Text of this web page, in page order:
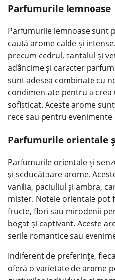
Parfumurile lemnoase
Parfumurile lemnoase sunt
caută arome calde și
precum cedrul, santalul și
adâncime și caracter
sunt adesea combinate cu
condimentate pentru a
sofisticat. Aceste arome
rece sau pentru evenimente
Parfumurile orientale
Parfumurile orientale și
și seducătoare arome.
vanilia, paciuliul și ambra,
mister. Notele orientale pot
fructe, flori sau mirodenii
bogat și captivant. Aceste
serile romantice sau
Indiferent de preferințe,
oferă o varietate de arome